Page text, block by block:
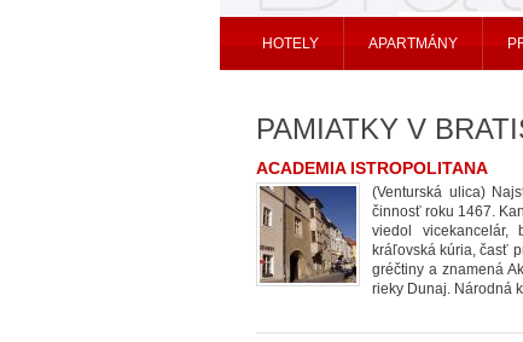
PAMIATKY V
ACADEMIA ISTROPOLITANA
(Venturská ulica)
činnosť roku 1467.
viedol vicekancelár,
kráľovská kúria, časť
gréčtiny a znamená
rieky Dunaj. Národná
HOTELY APARTMÁNY